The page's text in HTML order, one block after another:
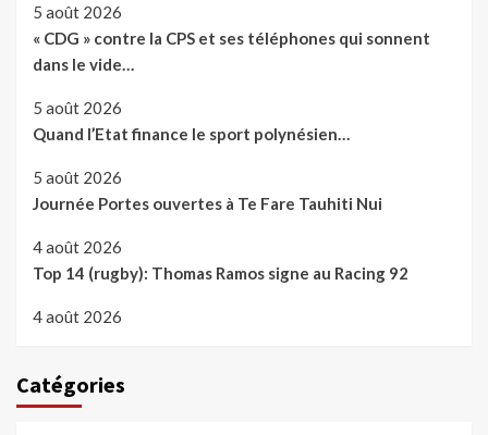
5 août 2026
« CDG » contre la CPS et ses téléphones qui sonnent
dans le vide…
5 août 2026
Quand l’Etat finance le sport polynésien…
5 août 2026
Journée Portes ouvertes à Te Fare Tauhiti Nui
4 août 2026
Top 14 (rugby): Thomas Ramos signe au Racing 92
4 août 2026
Catégories